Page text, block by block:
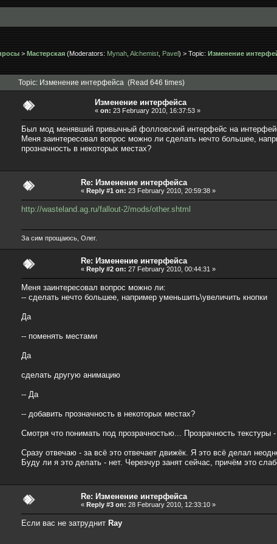
> Мастерская (Moderators: Mynah Alchemist Pavel) > Topic: Изменение
Topic: Изменение интерфейса (Read 646 times)
Изменение интерфейса
« on: 23 February 2010, 16:37:53 »
Был мод менявший привычный фолловский интерфейс на
Меня заинтересовал вопрос можно ли сделать нечто большее,
прозначность в некоторых местах?
Re: Изменение интерфейса
« Reply #1 on: 23 February 2010, 20:59:38 »
http://wasteland.ag.ru/fallout-2/mods/other.shtml
За сим прощаюсь, Олег.
Re: Изменение интерфейса
« Reply #2 on: 27 February 2010, 00:44:31 »
Меня заинтересовал вопрос можно ли:
-- сделать нечто большее, например уменьшить\увеличить кнопки
Да
-- поменять местами
Да
сделать другую анимацию
-- Да
-- добавить прозначность в некоторых местах?
Смотря что понимать под прозрачностью... Прозрачность текстуры
Сразу отвечаю - за всё это отвечает движёк. Я это всё делал
Буду ли я это делать - нет. Черезчур занят сейчас, причём это
Re: Изменение интерфейса
« Reply #3 on: 28 February 2010, 12:33:10 »
Если вас не затруднит Ray